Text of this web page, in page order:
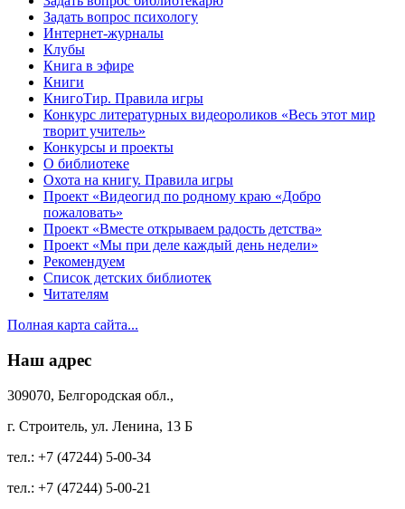
Задать вопрос психологу
Интернет-журналы
Клубы
Книга в эфире
Книги
КнигоТир. Правила игры
Конкурс литературных видеороликов «Весь этот мир
творит учитель»
Конкурсы и проекты
О библиотеке
Охота на книгу. Правила игры
Проект «Видеогид по родному краю «Добро
пожаловать»
Проект «Вместе открываем радость детства»
Проект «Мы при деле каждый день недели»
Рекомендуем
Список детских библиотек
Читателям
Полная карта сайта...
Наш адрес
309070, Белгородская обл.,
г. Строитель, ул. Ленина, 13 Б
тел.: +7 (47244) 5-00-34
тел.: +7 (47244) 5-00-21